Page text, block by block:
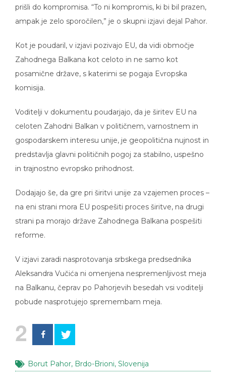
prišli do kompromisa. “To ni kompromis, ki bi bil prazen,
ampak je zelo sporočilen,” je o skupni izjavi dejal Pahor.
Kot je poudaril, v izjavi pozivajo EU, da vidi območje
Zahodnega Balkana kot celoto in ne samo kot
posamične države, s katerimi se pogaja Evropska
komisija.
Voditelji v dokumentu poudarjajo, da je širitev EU na
celoten Zahodni Balkan v političnem, varnostnem in
gospodarskem interesu unije, je geopolitična nujnost in
predstavlja glavni političnih pogoj za stabilno, uspešno
in trajnostno evropsko prihodnost.
Dodajajo še, da gre pri širitvi unije za vzajemen proces –
na eni strani mora EU pospešiti proces širitve, na drugi
strani pa morajo države Zahodnega Balkana pospešiti
reforme.
V izjavi zaradi nasprotovanja srbskega predsednika
Aleksandra Vučića ni omenjena nespremenljivost meja
na Balkanu, čeprav po Pahorjevih besedah vsi voditelji
pobude nasprotujejo spremembam meja.
2
Borut Pahor, Brdo-Brioni, Slovenija